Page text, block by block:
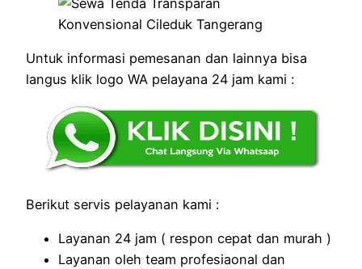
Untuk informasi pemesanan dan lainnya bisa
langus klik logo WA pelayana 24 jam kami :
Berikut servis pelayanan kami :
Layanan 24 jam ( respon cepat dan murah )
Layanan oleh team profesiaonal dan